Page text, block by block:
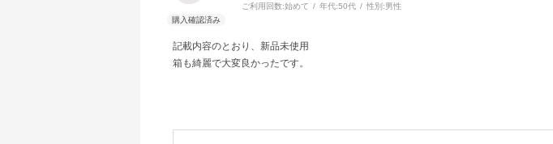
ご利用回数:始めて 年代:50代 性別:男性
記載内容のとおり、新品未使用
箱も綺麗で大変良かったです。